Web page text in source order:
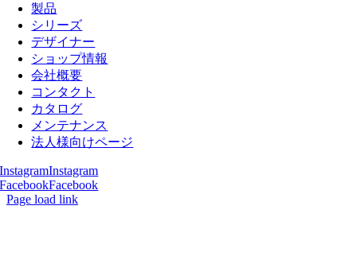
製品
シリーズ
デザイナー
ショップ情報
会社概要
コンタクト
カタログ
メンテナンス
法人様向けページ
InstagramInstagram
FacebookFacebook
Page load link